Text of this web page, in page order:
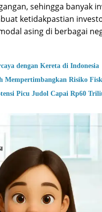
sehingga banyak
ketidakpastian
asing di berbagai
dengan Kereta di Indonesia
Mempertimbangkan Risiko
Picu Judol Capai Rp60